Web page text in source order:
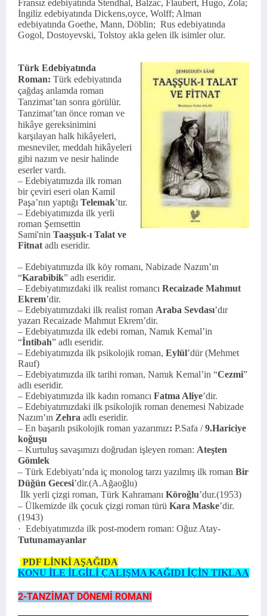
Fransız edebiyatında Stendhal, Balzac, Flaubert, Hugo, Zola;
İngiliz edebiyatında Dickens,oyce, Wolff; Alman
edebiyatında Goethe, Mann, Döblin; Rus edebiyatında
Gogol, Dostoyevski, Tolstoy akla gelen ilk isimler olur.
Türk Edebiyatında
Roman: Türk edebiyatında
çağdaş anlamda roman
Tanzimat’tan sonra görülür.
Tanzimat’tan önce roman ve
hikâye gereksinimini
karşılayan halk hikâyeleri,
mesneviler, meddah hikâyeleri
gibi nazım ve nesir halinde
eserler vardı.
– Edebiyatımızda ilk roman
bir çeviri eseri olan Kamil
Paşa’nın yaptığı Telemak’tır.
– Edebiyatımızda ilk yerli
roman Şemsettin
Sami'nin Taaşşuk-ı Talat ve
Fitnat adlı eseridir.
– Edebiyatımızda ilk köy romanı, Nabizade Nazım’ın
“Karabibik” adlı eseridir.
– Edebiyatımızdaki ilk realist romancı Recaizade Mahmut
Ekrem’dir.
– Edebiyatımızdaki ilk realist roman Araba Sevdası’dır
yazarı Recaizade Mahmut Ekrem’dir.
– Edebiyatımızda ilk edebi roman, Namık Kemal’in
“İntibah” adlı eseridir.
– Edebiyatımızda ilk psikolojik roman, Eylül’dür (Mehmet
Rauf)
– Edebiyatımızda ilk tarihi roman, Namık Kemal’in “Cezmi”
adlı eseridir.
– Edebiyatımızda ilk kadın romancı Fatma Aliye’dir.
– Edebiyatımızdaki ilk psikolojik roman denemesi Nabizade
Nazım’ın Zehra adlı eseridir.
– En başarılı psikolojik roman yazarımız: P.Safa /9.Hariciye
koğuşu
– Kurtuluş savaşımızı doğrudan işleyen roman: Ateşten
Gömlek
– Türk Edebiyatı’nda iç monolog tarzı yazılmış ilk roman Bir
Düğün Gecesi’dir.(A.Ağaoğlu)
İlk yerli çizgi roman, Türk Kahramanı Köroğlu’dur.(1953)
– Ülkemizde ilk çocuk çizgi roman türü Kara Maske’dir.
(1943)
· Edebiyatımızda ilk post-modern roman: Oğuz Atay-
Tutunamayanlar
PDF LİNKİ AŞAĞIDA
KONU İLE İLGİLİ ÇALIŞMA KAĞIDI İÇİN TIKLAA
2-TANZİMAT DÖNEMİ ROMANI